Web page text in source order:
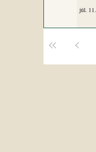
júl. 11.